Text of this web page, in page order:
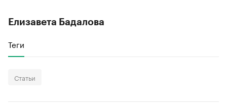
Елизавета Бадалова
Теги
Статьи